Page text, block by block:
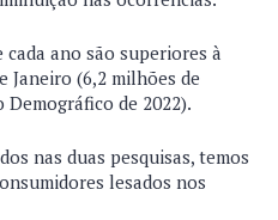
ano são superiores à
Janeiro (6,2 milhões de
de 2022).
nas duas pesquisas, temos
lesados nos